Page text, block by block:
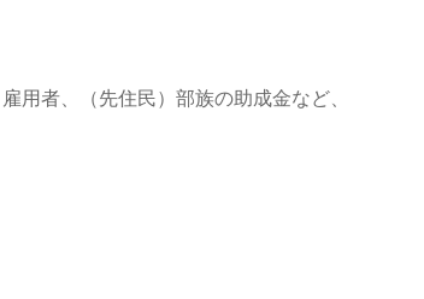
用者、（先住民）部族の助成金など、